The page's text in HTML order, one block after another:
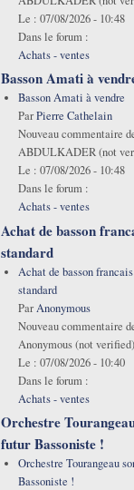
Le : 07/08/2026 - 10:48
Dans le forum :
Achats - ventes
Basson Amati à
Basson Amati à vendre
ParPierre Cathelain
Nouveau commentaire
ABDULKADER (not
Le : 07/08/2026 - 10:48
Dans le forum :
Achats - ventes
Achat de basson
standard
Achat de basson
standard
ParAnonymous
Nouveau commentaire
Anonymous (not verified)
Le : 07/08/2026 - 10:40
Dans le forum :
Achats - ventes
Orchestre
futur Bassoniste !
Orchestre Tourangeau
Bassoniste !